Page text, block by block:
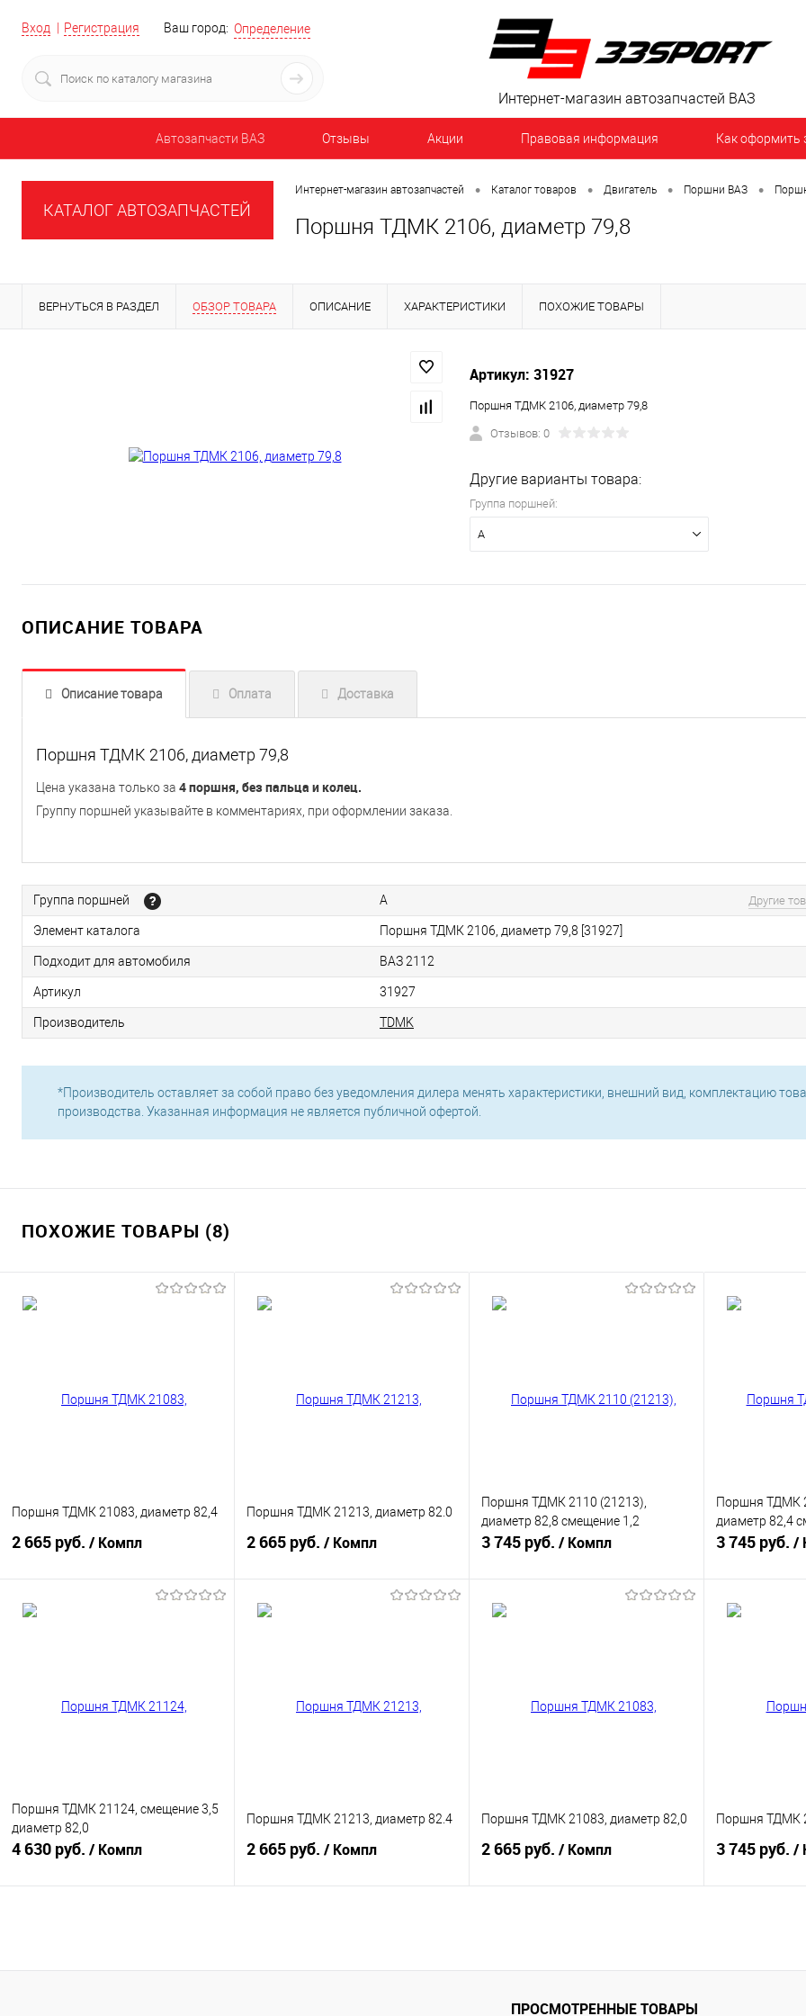
Вход Регистрация Ваш город: Определение
Интернет-магазин автозапчастей ВАЗ
Автозапчасти ВАЗ Отзывы Акции Правовая информация Как оформить
КАТАЛОГ АВТОЗАПЧАСТЕЙ
Интернет-магазин автозапчастей • Каталог товаров • Двигатель • Поршни ВАЗ •
Поршня ТДМК 2106, диаметр 79,8
ВЕРНУТЬСЯ В РАЗДЕЛ ОБЗОР ТОВАРА ОПИСАНИЕ ХАРАКТЕРИСТИКИ ПОХОЖИЕ ТОВАРЫ
Артикул: 31927
Поршня ТДМК 2106, диаметр 79,8
Отзывов: 0
Другие варианты товара:
Группа поршней:
A
ОПИСАНИЕ ТОВАРА
Описание товара Оплата Доставка
Поршня ТДМК 2106, диаметр 79,8
Цена указана только за 4 поршня, без пальца и колец.
Группу поршней указывайте в комментариях, при оформлении заказа.
Группа поршней A Другие
Элемент каталога Поршня ТДМК 2106, диаметр 79,8 [31927]
Подходит для автомобиля ВАЗ 2112
Артикул 31927
Производитель TDMK
*Производитель оставляет за собой право без уведомления дилера менять характеристики, внешний вид, комплектацию
производства. Указанная информация не является публичной офертой.
ПОХОЖИЕ ТОВАРЫ (8)
Поршня ТДМК 21083, диаметр 82,4
2 665 руб. / Компл
Группа поршней:
Поршня ТДМК 21213, диаметр 82.0
2 665 руб. / Компл
Группа поршней:
Поршня ТДМК 2110 (21213),
диаметр 82,8 смещение 1,2
3 745 руб. / Компл
Группа поршней:
Поршня ТДМК
диаметр 82,4
3 745 руб. /
Группа поршней:
Поршня ТДМК 21124, смещение 3,5
диаметр 82,0
4 630 руб. / Компл
Поршня ТДМК 21213, диаметр 82.4
2 665 руб. / Компл
Поршня ТДМК 21083, диаметр 82,0
2 665 руб. / Компл
Поршня ТДМК
3 745 руб. /
ПРОСМОТРЕННЫЕ ТОВАРЫ